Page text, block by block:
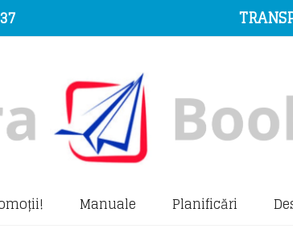
Manuale Planificări